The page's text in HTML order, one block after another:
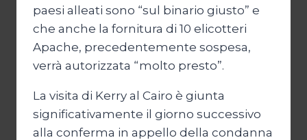
paesi alleati sono “sul binario giusto” e
che anche la fornitura di 10 elicotteri
Apache, precedentemente sospesa,
verrà autorizzata “molto presto”.
La visita di Kerry al Cairo è giunta
significativamente il giorno successivo
alla conferma in appello della condanna